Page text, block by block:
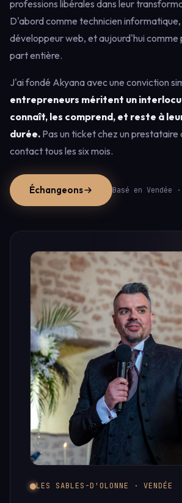
professions libérales dans leur
D'abord comme technicien informatique,
développeur web, et aujourd'hui
part entière.
J'ai fondé Akyana avec une conviction
entrepreneurs méritent un
connaît, les comprend, et reste à
durée. Pas un ticket chez un prestataire
contact tous les six mois.
Échangeons Basé en Vendée
LES SABLES-D'OLONNE · VENDÉE